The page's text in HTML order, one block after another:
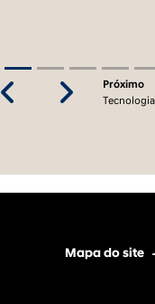
Próximo
PreviousNext
Mapa do site